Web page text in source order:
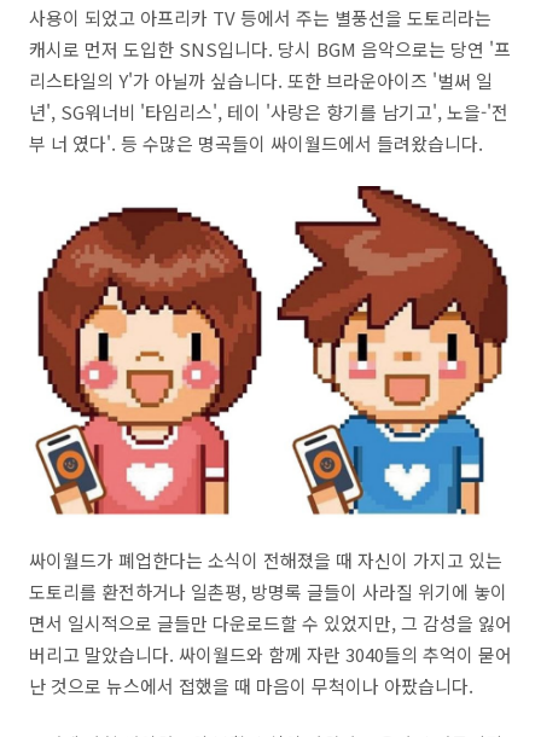
사용이 되었고 아프리카 TV 등에서 주는 별풍선을 도토리라는
캐시로 먼저 도입한 SNS입니다. 당시 BGM 음악으로는 당연 '프
리스타일의 Y'가 아닐까 싶습니다. 또한 브라운아이즈 '벌써 일
년', SG워너비 '타임리스', 테이 '사랑은 향기를 남기고', 노을-'전
부 너 였다'. 등 수많은 명곡들이 싸이월드에서 들려왔습니다.
싸이월드가 폐업한다는 소식이 전해졌을 때 자신이 가지고 있는
도토리를 환전하거나 일촌평, 방명록 글들이 사라질 위기에 놓이
면서 일시적으로 글들만 다운로드할 수 있었지만, 그 감성을 잃어
버리고 말았습니다. 싸이월드와 함께 자란 3040들의 추억이 묻어
난 것으로 뉴스에서 접했을 때 마음이 무척이나 아팠습니다.